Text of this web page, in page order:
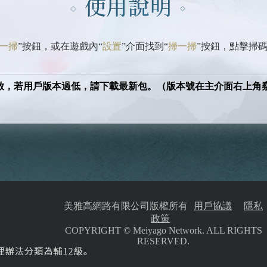
掃”按鈕，或在遊戲內“設置”介面找到“掃一掃”按鈕，點擊掃
若用戶版本過低，請下載最新包。（版本號在主介面右上角
美雅高網路有限公司版權所有 用戶協議
隱私
政策
COPYRIGHT © Meiyago Network. ALL RIGHTS
RESERVED.